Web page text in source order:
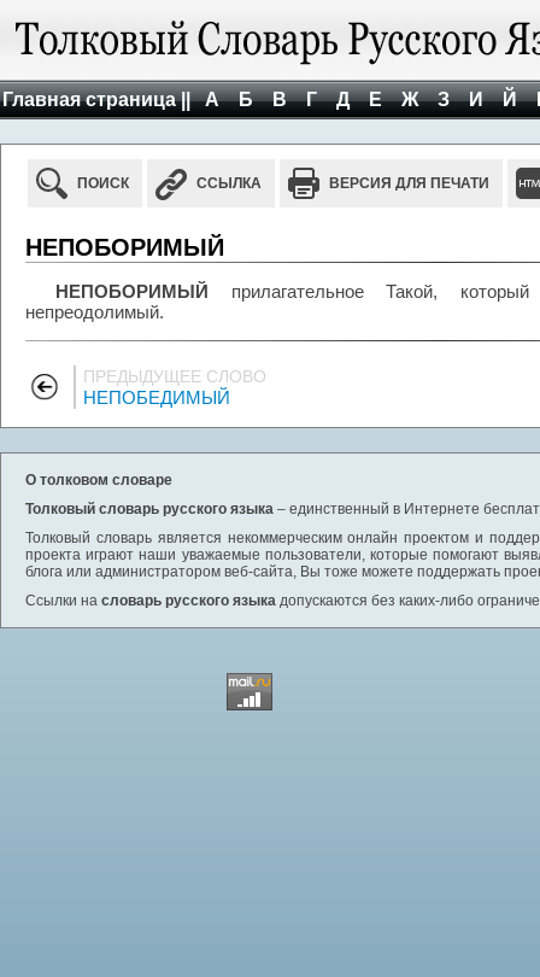
Главная страница || А Б В Г Д Е Ж З И Й
ПОИСК ССЫЛКА ВЕРСИЯ ДЛЯ ПЕЧАТИ
НЕПОБОРИМЫЙ
НЕПОБОРИМЫЙ прилагательное Такой,
непреодолимый.
ПРЕДЫДУЩЕЕ СЛОВО
НЕПОБЕДИМЫЙ
О толковом словаре
Толковый словарь русского языка – единственный в Интернете
Толковый словарь является некоммерческим онлайн проектом и
проекта играют наши уважаемые пользователи, которые помогают
блога или администратором веб-сайта, Вы тоже можете поддержать
Ссылки на словарь русского языка допускаются без каких-либо